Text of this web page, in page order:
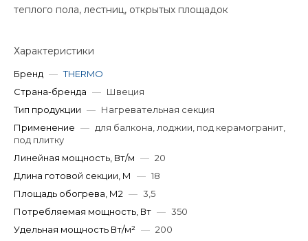
теплого пола, лестниц, открытых площадок
Характеристики
Бренд — THERMO
Страна-бренда — Швеция
Тип продукции — Нагревательная секция
Применение — для балкона, лоджии, под керамогранит,
под плитку
Линейная мощность, Вт/м — 20
Длина готовой секции, М
— 18
Площадь обогрева, М2 — 3,5
Потребляемая мощность, Вт — 350
Удельная мощность Вт/м² — 200